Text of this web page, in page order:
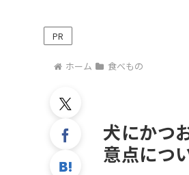
PR
ホーム 食べもの
犬にかつ
意点につ